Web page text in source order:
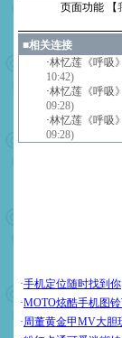
页面功能 【
■相关连接
·林忆莲《呼吸
10:42)
·林忆莲《呼吸
09:28)
·林忆莲《呼吸
09:28)